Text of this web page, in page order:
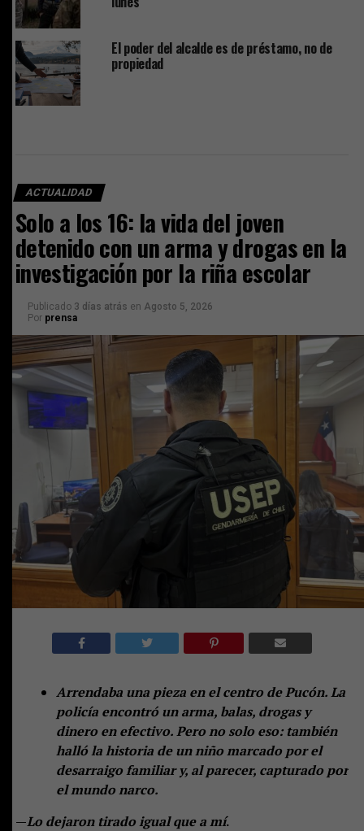
El poder del alcalde es de préstamo, no de
propiedad
ACTUALIDAD
Solo a los 16: la vida del joven
detenido con un arma y drogas en la
investigación por la riña escolar
Publicado 3 días atrás en Agosto 5, 2026
Por prensa
Arrendaba una pieza en el centro de Pucón. La
policía encontró un arma, balas, drogas y
dinero en efectivo. Pero no solo eso: también
halló la historia de un niño marcado por el
desarraigo familiar y, al parecer, capturado por
el mundo narco.
—Lo dejaron tirado igual que a mí.